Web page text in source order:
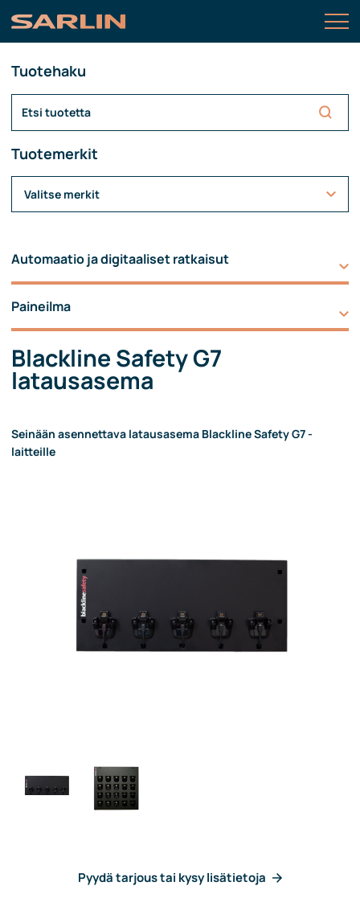
Tuotehaku
Tuotemerkit
Valitse merkit
Automaatio ja digitaaliset ratkaisut
Paineilma
Blackline Safety G7
latausasema
Seinään asennettava latausasema Blackline Safety G7 -
laitteille
Pyydä tarjous tai kysy lisätietoja